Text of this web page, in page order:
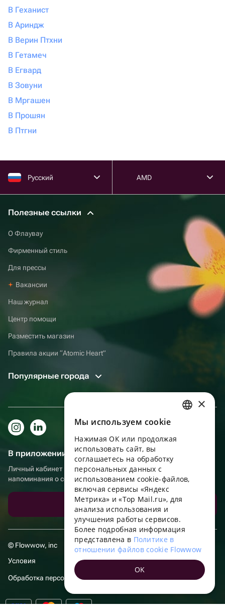
В Геханист
В Ариндж
В Верин Птхни
В Гетамеч
В Егвард
В Зовуни
В Мргашен
В Прошян
В Птгни
Русский AMD
Полезные ссылки
О Флаувау
Фирменный стиль
Для прессы
Вакансии
Наш журнал
Центр помощи
Разместить магазин
Правила акции “Atomic Heart”
Популярные города
В приложении еще удобнее!
Личный кабинет получателя, больше бонусов за покупки и
напоминания о событиях
Скачать приложение
© Flowwow, inc
Условия
Обработка персональных данных
ENGLISH
UKRAINIAN
PORTUGUESE
FRENCH
TURKISH
POLISH
×
Мы используем сookie
Нажимая ОК или продолжая
использовать сайт, вы
соглашаетесь на обработку
персональных данных с
использованием cookie-файлов,
включая сервисы «Яндекс
Метрика» и «Top Mail.ru», для
анализа использования и
улучшения работы сервисов.
Более подробная информация
представлена в Политике в
отношении файлов cookie Flowwow
OK